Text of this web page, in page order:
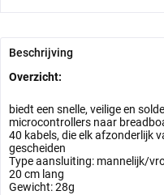
Beschrijving
Overzicht:
biedt een snelle, veilige en
microcontrollers naar
40 kabels, die elk afzonderlijk
gescheiden
Type aansluiting: mannelijk/
20 cm lang
Gewicht: 28g